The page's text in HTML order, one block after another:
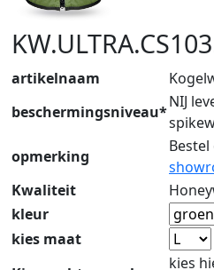
artikelnaam
beschermingsniveau*
NIJ
opmerking
Kwaliteit
kleur
kies maat
kies